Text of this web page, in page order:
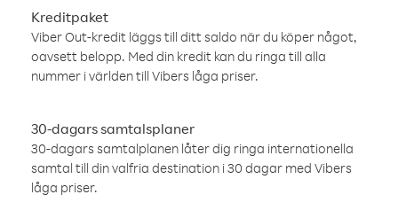
Kreditpaket
Viber Out-kredit läggs till ditt saldo när du köper något,
oavsett belopp. Med din kredit kan du ringa till alla
nummer i världen till Vibers låga priser.
30-dagars samtalsplaner
30-dagars samtalplanen låter dig ringa internationella
samtal till din valfria destination i 30 dagar med Vibers
låga priser.